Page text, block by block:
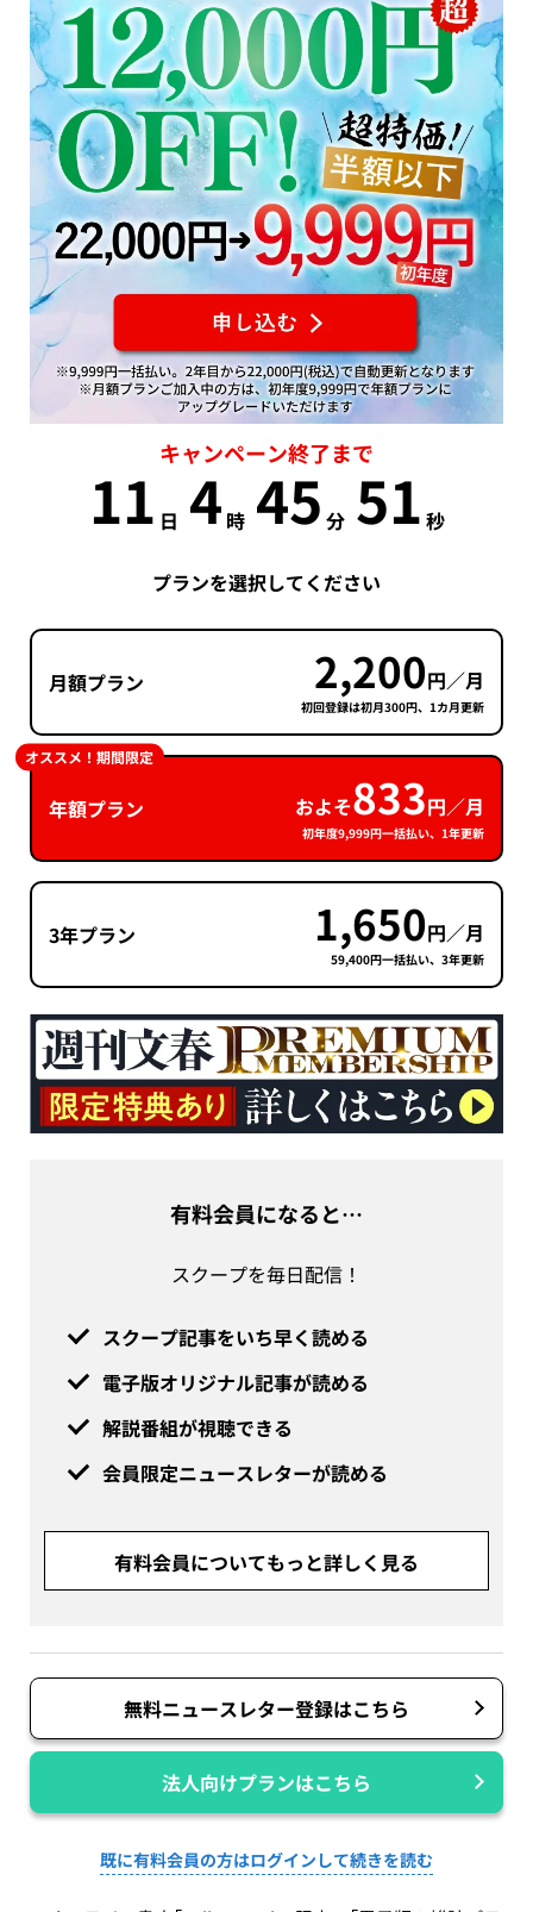
キャンペーン終了まで
11 日 4 時 45 分 50 秒
プランを選択してください
月額プラン 2,200円／月
初回登録は初月300円、1カ月更新
年額プラン およそ833円／月
初年度9,999円一括払い、1年更新
オススメ！期間限定
3年プラン 1,650円／月
59,400円一括払い、3年更新
有料会員になると…
スクープを毎日配信！
スクープ記事をいち早く読める
電子版オリジナル記事が読める
解説番組が視聴できる
会員限定ニュースレターが読める
有料会員についてもっと詳しく見る
無料ニュースレター登録はこちら
法人向けプランはこちら
既に有料会員の方はログインして続きを読む